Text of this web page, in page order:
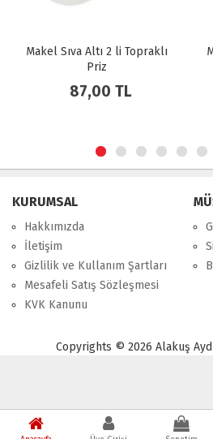
Makel Sıva Altı 2 li Topraklı
Priz
87,00 TL
KURUMSAL
Hakkımızda
İletişim
Gizlilik ve Kullanım Şartları
Mesafeli Satış Sözleşmesi
KVK Kanunu
Copyrights © 2026 Alakuş
Powered by Shop